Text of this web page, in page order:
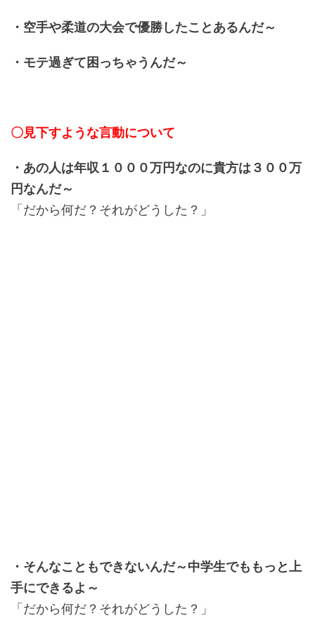
・空手や柔道の大会で優勝したことあるんだ～
・モテ過ぎて困っちゃうんだ～
〇見下すような言動について
・あの人は年収１０００万円なのに貴方は３００万
円なんだ～
「だから何だ？それがどうした？」
・そんなこともできないんだ～中学生でももっと上
手にできるよ～
「だから何だ？それがどうした？」